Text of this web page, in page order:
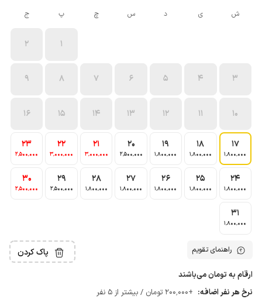
ش ی د س چ پ ج
1
2
3
4
5
6
7
8
9
10
11
12
13
14
15
16
17
1٬800٬000
18
1٬800٬000
19
1٬800٬000
20
2٬500٬000
21
3٬000٬000
22
3٬000٬000
23
2٬500٬000
24
1٬800٬000
25
1٬800٬000
26
1٬800٬000
27
1٬800٬000
28
1٬800٬000
29
2٬500٬000
30
2٬500٬000
31
1٬800٬000
راهنمای تقویم پاک کردن
ارقام به تومان می‌باشند
نرخ هر نفر اضافه: +200٬000 تومان / بیشتر از 5 نفر